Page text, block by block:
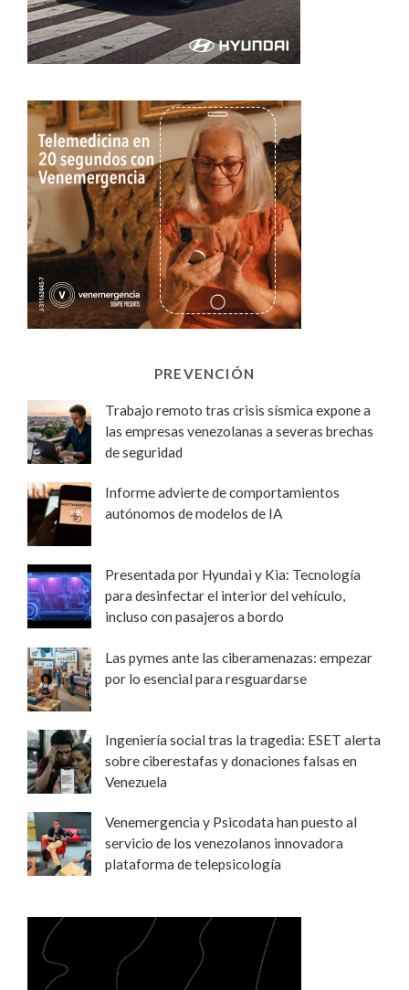
PREVENCIÓN
Trabajo remoto tras crisis sísmica expone a
las empresas venezolanas a severas brechas
de seguridad
Informe advierte de comportamientos
autónomos de modelos de IA
Presentada por Hyundai y Kia: Tecnología
para desinfectar el interior del vehículo,
incluso con pasajeros a bordo
Las pymes ante las ciberamenazas: empezar
por lo esencial para resguardarse
Ingeniería social tras la tragedia: ESET alerta
sobre ciberestafas y donaciones falsas en
Venezuela
Venemergencia y Psicodata han puesto al
servicio de los venezolanos innovadora
plataforma de telepsicología